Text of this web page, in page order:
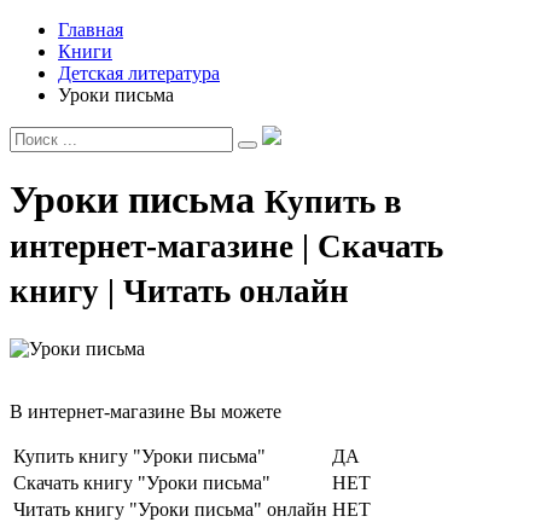
Главная
Книги
Детская литература
Уроки письма
Уроки письма Купить в
интернет-магазине | Скачать
книгу | Читать онлайн
В интернет-магазине Вы можете
Купить книгу "Уроки письма"
ДА
Скачать книгу "Уроки письма"
НЕТ
Читать книгу "Уроки письма" онлайн НЕТ